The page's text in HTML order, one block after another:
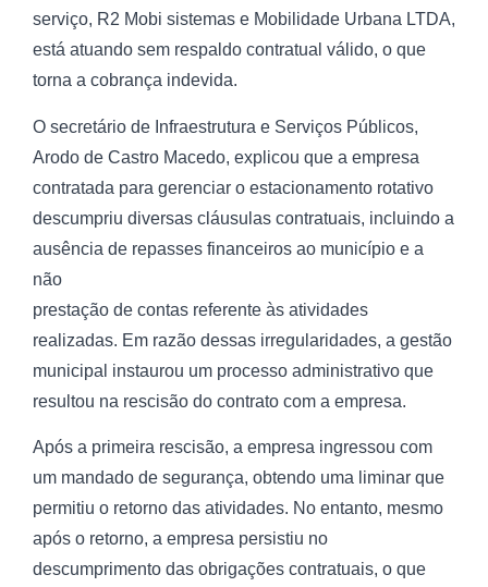
serviço, R2 Mobi sistemas e Mobilidade Urbana LTDA,
está atuando sem respaldo contratual válido, o que
torna a cobrança indevida.
O secretário de Infraestrutura e Serviços Públicos,
Arodo de Castro Macedo, explicou que a empresa
contratada para gerenciar o estacionamento rotativo
descumpriu diversas cláusulas contratuais, incluindo a
ausência de repasses financeiros ao município e a
não
prestação de contas referente às atividades
realizadas. Em razão dessas irregularidades, a gestão
municipal instaurou um processo administrativo que
resultou na rescisão do contrato com a empresa.
Após a primeira rescisão, a empresa ingressou com
um mandado de segurança, obtendo uma liminar que
permitiu o retorno das atividades. No entanto, mesmo
após o retorno, a empresa persistiu no
descumprimento das obrigações contratuais, o que